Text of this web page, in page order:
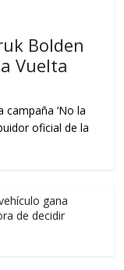
Bolden
Vuelta
‘No la
oficial de la
gana
de decidir